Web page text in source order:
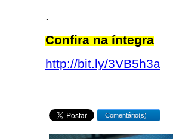
.
Confira na íntegra
http://bit.ly/3VB5h3a
Comentário(s)